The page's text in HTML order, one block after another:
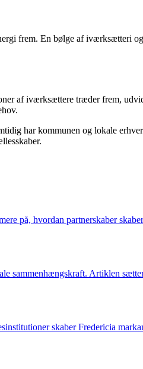
frem. En bølge af iværksætteri
af iværksættere træder frem,
har kommunen og lokale
på, hvordan partnerskaber
sammenhængskraft. Artiklen
skaber Fredericia